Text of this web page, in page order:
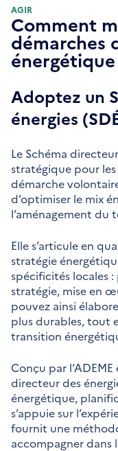
AGIR
Comment
démarches
Adoptez un
énergies
Le Schéma
stratégique pour les
démarche
d’optimiser le mix
l’aménagement du
Elle s’articule en
stratégie
spécificités locales
stratégie, mise en
pouvez ainsi
plus durables, tout
transition
Conçu par l’ADEME
directeur des
énergétique,
s’appuie sur
fournit une
accompagner dans